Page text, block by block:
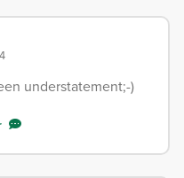
understatement;-)